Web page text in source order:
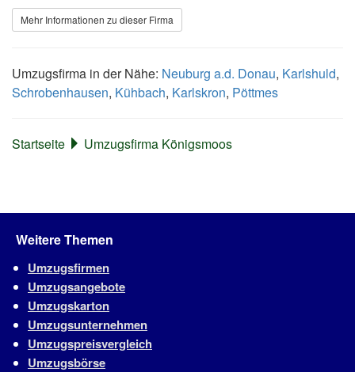
Mehr Informationen zu dieser Firma
Umzugsfirma in der Nähe: Neuburg a.d. Donau, Karlshuld,
Schrobenhausen, Kühbach, Karlskron, Pöttmes
Startseite Umzugsfirma Königsmoos
Weitere Themen
Umzugsfirmen
Umzugsangebote
Umzugskarton
Umzugsunternehmen
Umzugspreisvergleich
Umzugsbörse